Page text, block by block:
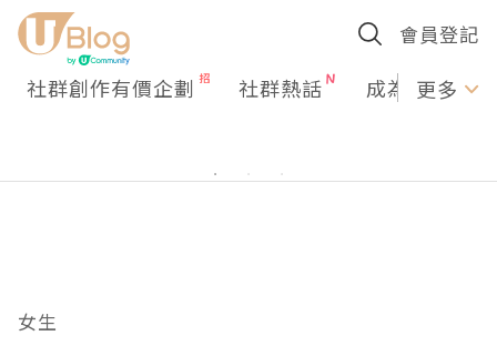
會員登記
社群創作有價企劃 社群熱話 成為U更多
女生